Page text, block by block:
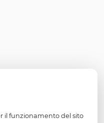
in area riservata